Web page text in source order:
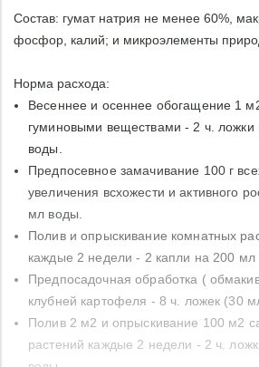
Состав: гумат натрия не менее 60%,
фосфор, калий; и микроэлементы
Норма расхода:
Весеннее и осеннее обогащение 1
гуминовыми веществами - 2 ч.
воды.
Предпосевное замачивание 100 г
увеличения всхожести и активного
мл воды.
Полив и опрыскивание комнатных
каждые 2 недели - 2 капли на 200 мл
Предпосадочная обработка (
клубней картофеля - 8 ч. ложек (30
Полив 2 м2 и опрыскивание 100 м2
растений каждые 2 недели - 2 ч.